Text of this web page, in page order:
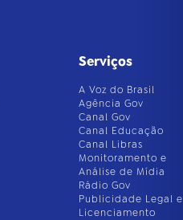
Serviços
A Voz do Brasil
Agência Gov
Canal Gov
Canal Educação
Canal Libras
Monitoramento e
Análise de Mídia
Rádio Gov
Publicidade Legal e
Licenciamento